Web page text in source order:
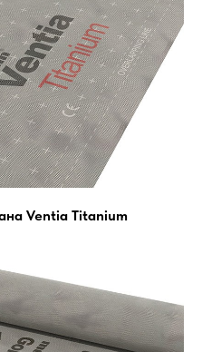
Ventia Titanium